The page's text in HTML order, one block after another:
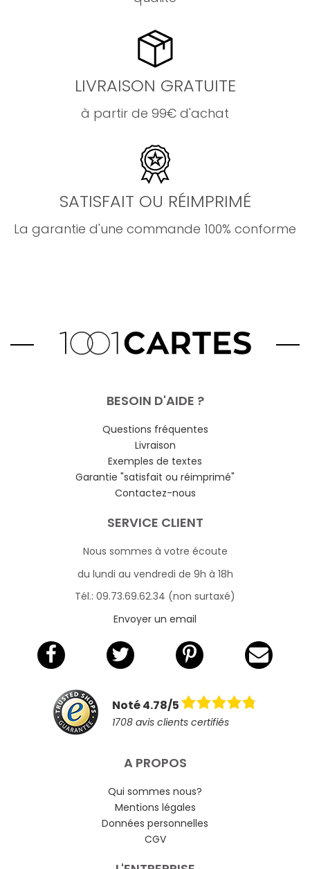
LIVRAISON GRATUITE
à partir de 99€ d'achat
SATISFAIT OU RÉIMPRIMÉ
La garantie d'une commande 100% conforme
BESOIN D'AIDE ?
Questions fréquentes
Livraison
Exemples de textes
Garantie "satisfait ou réimprimé"
Contactez-nous
SERVICE CLIENT
Nous sommes à votre écoute
du lundi au vendredi de 9h à 18h
Tél.: 09.73.69.62.34 (non surtaxé)
Envoyer un email
Noté 4.78/5
1708 avis clients certifiés
A PROPOS
Qui sommes nous?
Mentions légales
Données personnelles
CGV